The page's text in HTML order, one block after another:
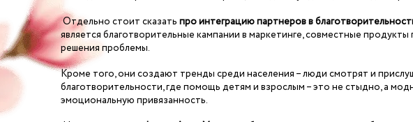
Отдельно стоит сказать про интеграцию партнеров в
является благотворительные кампании в маркетинге, совместные
решения проблемы.
Кроме того, они создают тренды среди населения – люди смотрят и
благотворительности, где помощь детям и взрослым – это не стыдно, а
эмоциональную привязанность.